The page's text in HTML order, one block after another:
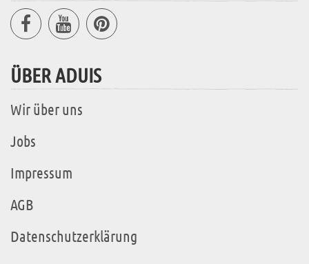
ÜBER ADUIS
Wir über uns
Jobs
Impressum
AGB
Datenschutzerklärung